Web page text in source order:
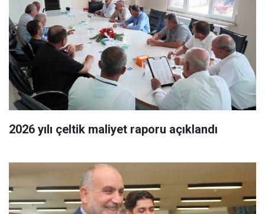
2026 yılı çeltik maliyet raporu açıklandı